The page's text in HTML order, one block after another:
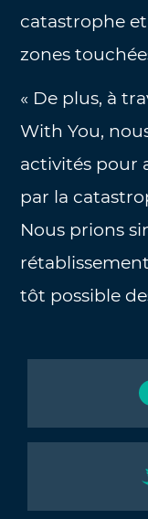
catastrophe et
zones
« De plus, à
With You,
activités pour
par la
Nous prions
tôt possible